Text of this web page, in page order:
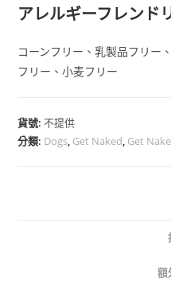
アレルギーフレンド
コーンフリー、乳製品フリー
フリー、小麦フリー
貨號:不提供
分類: Dogs, Get Naked, Get
額